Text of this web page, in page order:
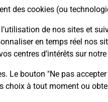
des cookies (ou
de nos sites et
en temps réel nos
centres d’intérêts sur
Le bouton "Ne pas
choix à tout moment ou